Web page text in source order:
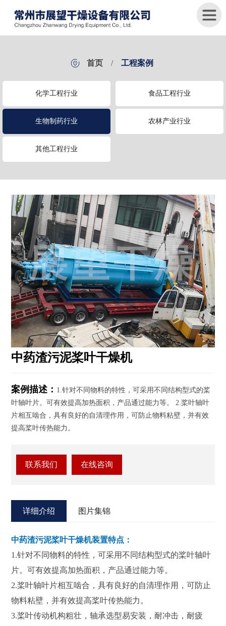
关
于
我
新
闻
资
讯
工
程
案
例
客
户
服
务
联
系
我
们
首页 / 工程案例
化学工程行业 食品工程行业
生物制药行业 农林产业行业
其他工程行业
中药渣污泥桨叶干燥机
案例描述： 1.针对不同物料的特性，可采用不同结构型式的桨
叶轴叶片。可有效提高加热面积，产品通过能力等。 2.桨叶轴叶
片相互啮合，具有良好的自清理作用，可防止物料粘壁，并有效
提高桨叶传热能力。
联系我们 在线咨询
详细介绍 图片集锦
中药渣污泥桨叶干燥机装置特点：
1.针对不同物料的特性，可采用不同结构型式的桨叶轴叶
片。可有效提高加热面积，产品通过能力等。
2.桨叶轴叶片相互啮合，具有良好的自清理作用，可防止
物料粘壁，并有效提高桨叶传热能力。
3.桨叶传动机构粗壮，轴承选型易安装，耐冲击，耐疲